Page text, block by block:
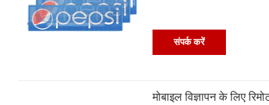
संपर्क करें
मोबाइल विज्ञापन के लिए